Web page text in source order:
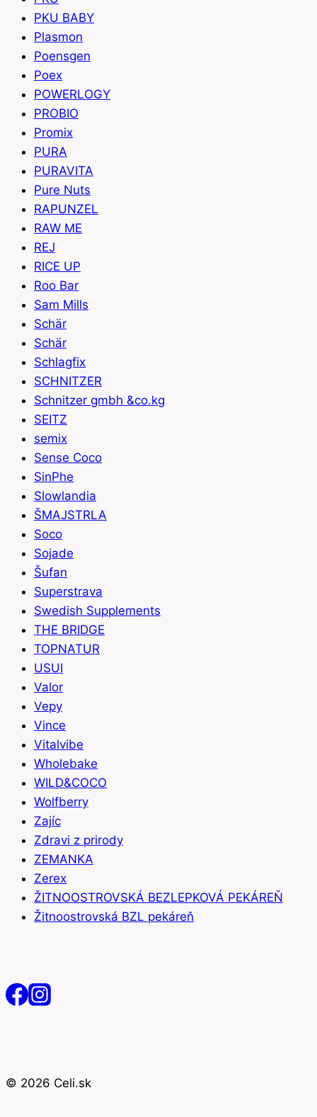
PKU BABY
Plasmon
Poensgen
Poex
POWERLOGY
PROBIO
Promix
PURA
PURAVITA
Pure Nuts
RAPUNZEL
RAW ME
REJ
RICE UP
Roo Bar
Sam Mills
Schär
Schär
Schlagfix
SCHNITZER
Schnitzer gmbh &co.kg
SEITZ
semix
Sense Coco
SinPhe
Slowlandia
ŠMAJSTRLA
Soco
Sojade
Šufan
Superstrava
Swedish Supplements
THE BRIDGE
TOPNATUR
USUI
Valor
Vepy
Vince
Vitalvibe
Wholebake
WILD&COCO
Wolfberry
Zajíc
Zdravi z prirody
ZEMANKA
Zerex
ŽITNOOSTROVSKÁ BEZLEPKOVÁ PEKÁREŇ
Žitnoostrovská BZL pekáreň
© 2026 Celi.sk